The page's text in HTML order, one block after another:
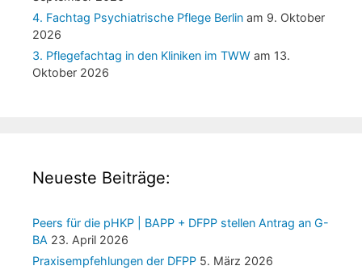
4. Fachtag Psychiatrische Pflege Berlin am 9. Oktober
2026
3. Pflegefachtag in den Kliniken im TWW am 13.
Oktober 2026
Neueste Beiträge:
Peers für die pHKP | BAPP + DFPP stellen Antrag an G-
BA 23. April 2026
Praxisempfehlungen der DFPP 5. März 2026